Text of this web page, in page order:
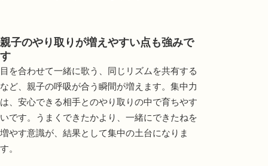
親子のやり取りが増えやすい点も強みで
す
目を合わせて一緒に歌う、同じリズムを共有する
など、親子の呼吸が合う瞬間が増えます。集中力
は、安心できる相手とのやり取りの中で育ちやす
いです。うまくできたかより、一緒にできたねを
増やす意識が、結果として集中の土台になりま
す。